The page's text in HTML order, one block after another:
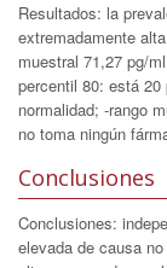
Resultados: la
extremadamente
muestral 71,27 pg/
percentil 80: está
normalidad; -rango
no toma ningún
Conclusiones
Conclusiones:
elevada de causa